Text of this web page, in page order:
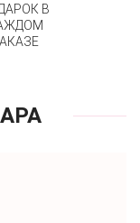
В